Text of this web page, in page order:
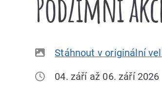
PodZimní
Stáhnout v originální
04. září až 06. září 2026